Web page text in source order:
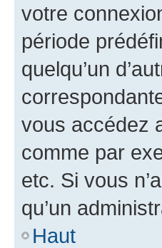
votre
période
quelqu’un
vous accédez
comme par
etc. Si vous
qu’un
Haut